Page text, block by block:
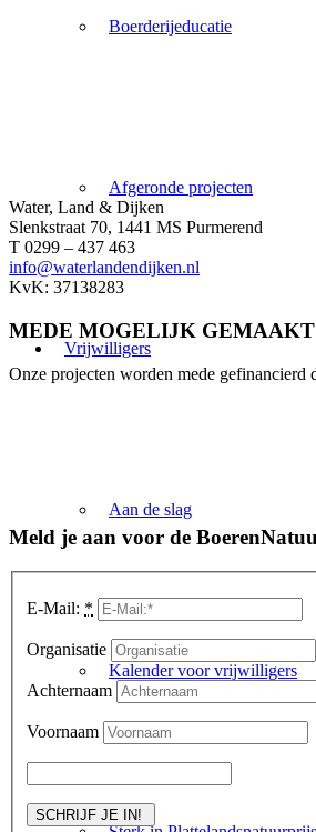
Boerderijeducatie
Afgeronde projecten
Vrijwilligers
Aan de slag
Kalender voor vrijwilligers
Water, Land & Dijken
Slenkstraat 70, 1441 MS Purmerend
T 0299 – 437 463
info@waterlandendijken.nl
KvK: 37138283
MEDE MOGELIJK GEMAAKT
Onze projecten worden mede
Meld je aan voor de
E-Mail: *
Organisatie
Achternaam
Voornaam